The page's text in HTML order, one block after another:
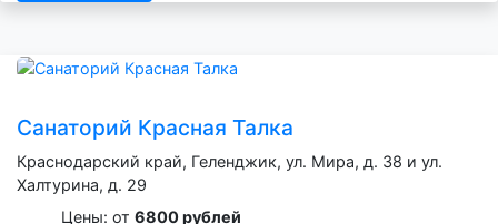
Санаторий Красная Талка
Краснодарский край, Геленджик, ул. Мира, д. 38 и ул.
Халтурина, д. 29
Цены: от 6800 рублей